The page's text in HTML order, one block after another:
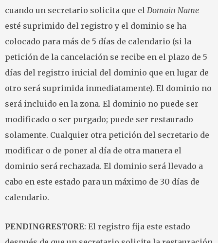
cuando un secretario solicita que el Domain Name
esté suprimido del registro y el dominio se ha
colocado para más de 5 días de calendario (si la
petición de la cancelación se recibe en el plazo de 5
días del registro inicial del dominio que en lugar de
otro será suprimida inmediatamente). El dominio no
será incluido en la zona. El dominio no puede ser
modificado o ser purgado; puede ser restaurado
solamente. Cualquier otra petición del secretario de
modificar o de poner al día de otra manera el
dominio será rechazada. El dominio será llevado a
cabo en este estado para un máximo de 30 días de
calendario.
PENDINGRESTORE: El registro fija este estado